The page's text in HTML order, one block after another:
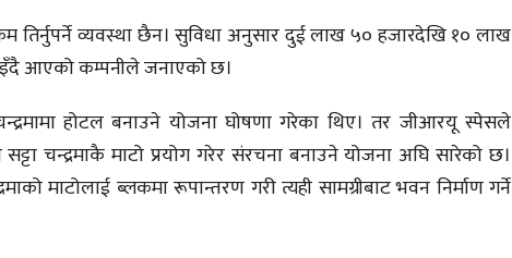
तिर्नुपर्ने व्यवस्था छैन। सुविधा अनुसार दुई लाख ५० हजारदेखि १० लाख
आएको कम्पनीले जनाएको छ।
होटल बनाउने योजना घोषणा गरेका थिए। तर जीआरयू स्पेसले
सट्टा चन्द्रमाकै माटो प्रयोग गरेर संरचना बनाउने योजना अघि सारेको छ।
माटोलाई ब्लकमा रूपान्तरण गरी त्यही सामग्रीबाट भवन निर्माण गर्ने